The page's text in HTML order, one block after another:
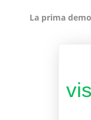
La prima